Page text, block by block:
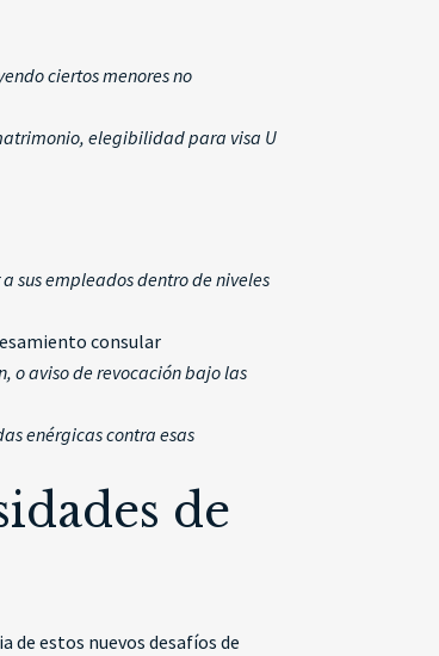
ciertos menores no
elegibilidad para visa U
sus empleados dentro de niveles
consular
o aviso de revocación bajo las
enérgicas contra esas
de
de estos nuevos desafíos de